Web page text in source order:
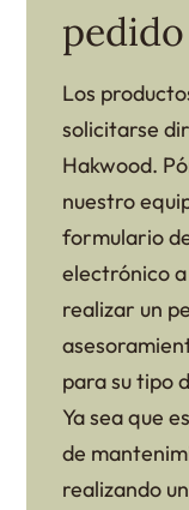
pedido
Los
solicitarse
Hakwood.
nuestro
formulario
electrónico
realizar un
para su tipo
Ya sea que
de
realizando